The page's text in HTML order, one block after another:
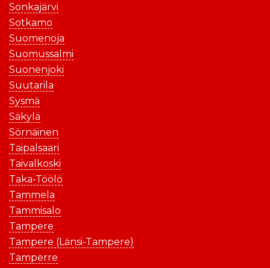
Sonkajärvi
Sotkamo
Suomenoja
Suomussalmi
Suonenjoki
Suutarila
Sysmä
Säkylä
Sörnäinen
Taipalsaari
Taivalkoski
Taka-Töölö
Tammela
Tammisalo
Tampere
Tampere (Länsi-Tampere)
Tamperre